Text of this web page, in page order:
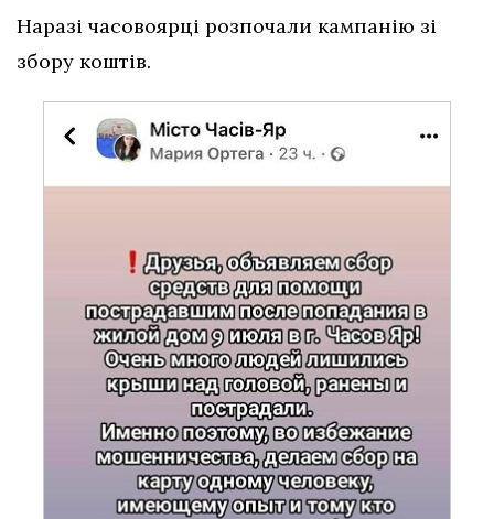
Наразі часовоярці розпочали кампанію зі
збору коштів.